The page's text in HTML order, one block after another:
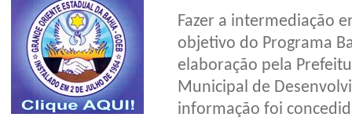
Fazer a intermediação
objetivo do Programa
elaboração pela
Municipal de
informação foi